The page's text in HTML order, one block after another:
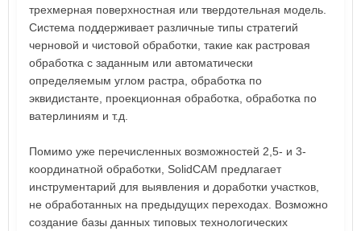
трехмерная поверхностная или твердотельная модель.
Система поддерживает различные типы стратегий
черновой и чистовой обработки, такие как растровая
обработка с заданным или автоматически
определяемым углом растра, обработка по
эквидистанте, проекционная обработка, обработка по
ватерлиниям и т.д.
Помимо уже перечисленных возможностей 2,5- и 3-
координатной обработки, SolidCAM предлагает
инструментарий для выявления и доработки участков,
не обработанных на предыдущих переходах. Возможно
создание базы данных типовых технологических